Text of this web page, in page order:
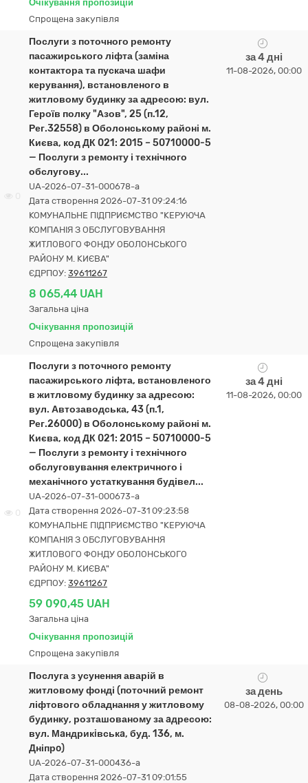
Очікування пропозицій
Спрощена закупівля
Послуги з поточного ремонту
пасажирського ліфта (заміна
контактора та пускача шафи
керування), встановленого в
житловому будинку за адресою: вул.
Героїв полку "Азов", 25 (п.12,
Рег.32558) в Оболонському районі м.
Києва, код ДК 021: 2015 – 50710000-5
— Послуги з ремонту і технічного
обслугову...
UA-2026-07-31-000678-a
Дата створення 2026-07-31 09:24:16
КОМУНАЛЬНЕ ПІДПРИЄМСТВО "КЕРУЮЧА
КОМПАНІЯ З ОБСЛУГОВУВАННЯ
ЖИТЛОВОГО ФОНДУ ОБОЛОНСЬКОГО
РАЙОНУ М. КИЄВА"
ЄДРПОУ: 39611267
8 065,44 UAH
Загальна ціна
Очікування пропозицій
Спрощена закупівля
за 4 дні
11-08-2026, 00:00
0
Послуги з поточного ремонту
пасажирського ліфта, встановленого
в житловому будинку за адресою:
вул. Автозаводська, 43 (п.1,
Рег.26000) в Оболонському районі м.
Києва, код ДК 021: 2015 – 50710000-5
— Послуги з ремонту і технічного
обслуговування електричного і
механічного устаткування будівел...
UA-2026-07-31-000673-a
Дата створення 2026-07-31 09:23:58
КОМУНАЛЬНЕ ПІДПРИЄМСТВО "КЕРУЮЧА
КОМПАНІЯ З ОБСЛУГОВУВАННЯ
ЖИТЛОВОГО ФОНДУ ОБОЛОНСЬКОГО
РАЙОНУ М. КИЄВА"
ЄДРПОУ: 39611267
59 090,45 UAH
Загальна ціна
Очікування пропозицій
Спрощена закупівля
за 4 дні
11-08-2026, 00:00
Послуга з усунення аварій в
житловому фонді (поточний ремонт
ліфтового обладнання у житловому
будинку, розташованому за aдресою:
вул. Мaндрикiвськa, буд. 136, м.
Дніпрo)
UA-2026-07-31-000436-a
Дата створення 2026-07-31 09:01:55
за день
08-08-2026, 00:00